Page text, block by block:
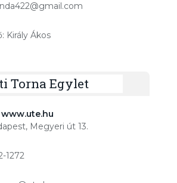
Király Ákos
Torna Egylet
www.ute.hu
Megyeri út 13.
1272